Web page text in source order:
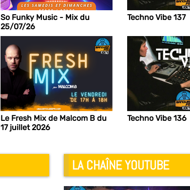
So Funky Music - Mix du
25/07/26
Techno Vibe 137
Le Fresh Mix de Malcom B du
17 juillet 2026
Techno Vibe 136
LA CHAÎNE YOUTUBE